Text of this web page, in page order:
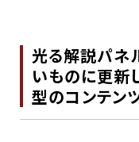
光る解説パネ
いものに更新
型のコンテン